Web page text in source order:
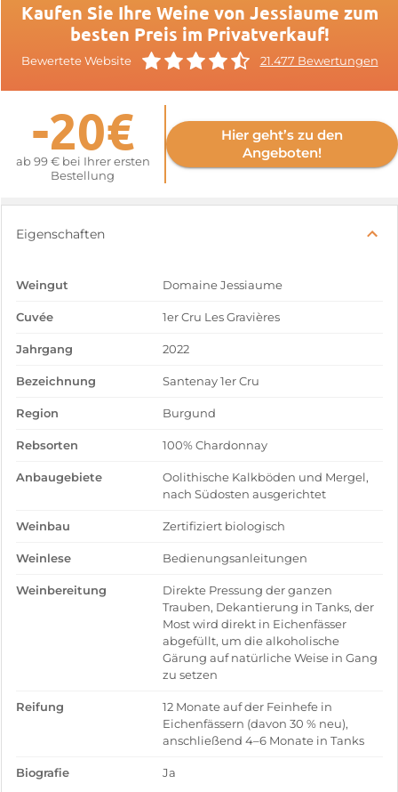
Kaufen Sie Ihre Weine von Jessiaume zum
besten Preis im Privatverkauf!
Bewertete Website 21.477 Bewertungen
-20€
ab 99 € bei Ihrer ersten
Bestellung
Hier geht’s zu den
Angeboten!
Eigenschaften
Weingut Domaine Jessiaume
Cuvée 1er Cru Les Gravières
Jahrgang 2022
Bezeichnung Santenay 1er Cru
Region Burgund
Rebsorten 100% Chardonnay
Anbaugebiete
Oolithische Kalkböden und Mergel,
nach Südosten ausgerichtet
Weinbau Zertifiziert biologisch
Weinlese Bedienungsanleitungen
Weinbereitung
Direkte Pressung der ganzen
Trauben, Dekantierung in Tanks, der
Most wird direkt in Eichenfässer
abgefüllt, um die alkoholische
Gärung auf natürliche Weise in Gang
zu setzen
Reifung
12 Monate auf der Feinhefe in
Eichenfässern (davon 30 % neu),
anschließend 4–6 Monate in Tanks
Biografie Ja